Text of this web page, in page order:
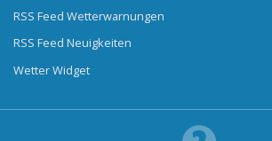
RSS Feed Wetterwarnungen
RSS Feed Neuigkeiten
Wetter Widget